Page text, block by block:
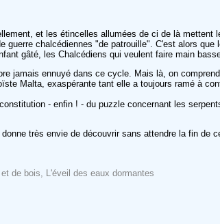
et les étincelles allumées de ci de là
guerre chalcédiennes "de patrouille". C'est alors
gâté, les Chalcédiens qui veulent faire main
jamais ennuyé dans ce cycle. Mais là, on
Malta, exaspérante tant elle a toujours ramé à
- enfin ! - du puzzle concernant les
très envie de découvrir sans attendre la fin de
de bois, L'éveil des eaux dormantes